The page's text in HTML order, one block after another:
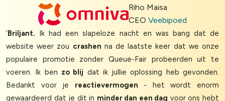
Riho Maisa
CEO Veebipoed
‘Briljant. Ik had een slapeloze nacht en was bang dat de
website weer zou crashen na de laatste keer dat we onze
populaire promotie zonder Queue-Fair probeerden uit te
voeren. Ik ben zo blij dat ik jullie oplossing heb gevonden.
Bedankt voor je reactievermogen - het wordt enorm
gewaardeerd dat je dit in minder dan een dag voor ons hebt